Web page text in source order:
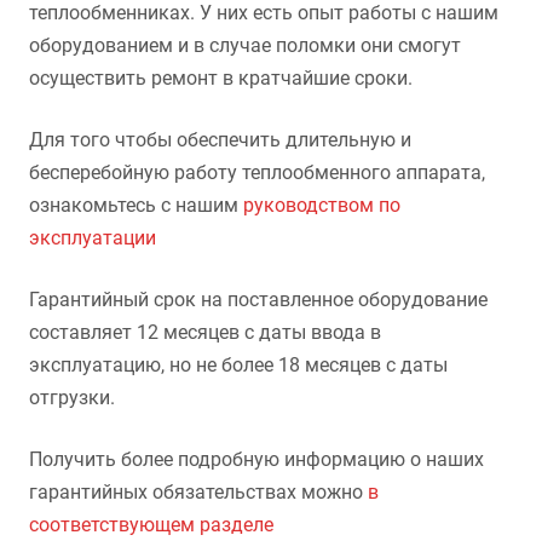
теплообменниках. У них есть опыт работы с нашим
оборудованием и в случае поломки они смогут
осуществить ремонт в кратчайшие сроки.
Для того чтобы обеспечить длительную и
бесперебойную работу теплообменного аппарата,
ознакомьтесь с нашим руководством по
эксплуатации
Гарантийный срок на поставленное оборудование
составляет 12 месяцев с даты ввода в
эксплуатацию, но не более 18 месяцев с даты
отгрузки.
Получить более подробную информацию о наших
гарантийных обязательствах можно в
соответствующем разделе